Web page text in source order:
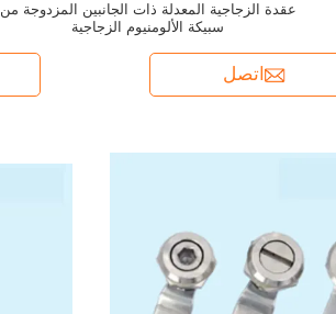
عقدة الزجاجية المعدلة ذات الجانبين المزدوجة من
سبيكة الألومنيوم الزجاجية
اتصل